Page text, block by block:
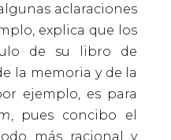
aclaraciones
explica que los
de su libro de
la memoria y de la
ejemplo, es para
, pues concibo el
más racional y